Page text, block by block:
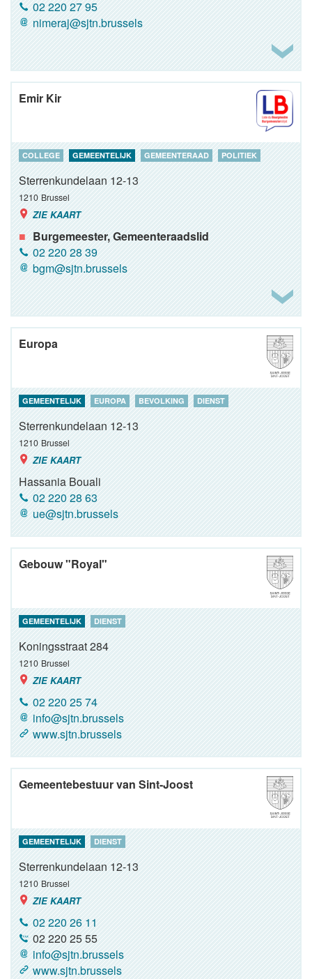
02 220 27 95
nimeraj@sjtn.brussels
Emir Kir
COLLEGE GEMEENTELIJK GEMEENTERAAD POLITIEK
Sterrenkundelaan 12-13
1210 Brussel
ZIE KAART
Burgemeester, Gemeenteraadslid
02 220 28 39
bgm@sjtn.brussels
Europa
GEMEENTELIJK EUROPA BEVOLKING DIENST
Sterrenkundelaan 12-13
1210 Brussel
ZIE KAART
Hassania Bouali
02 220 28 63
ue@sjtn.brussels
Gebouw "Royal"
GEMEENTELIJK DIENST
Koningsstraat 284
1210 Brussel
ZIE KAART
02 220 25 74
info@sjtn.brussels
www.sjtn.brussels
Gemeentebestuur van Sint-Joost
GEMEENTELIJK DIENST
Sterrenkundelaan 12-13
1210 Brussel
ZIE KAART
02 220 26 11
02 220 25 55
info@sjtn.brussels
www.sjtn.brussels